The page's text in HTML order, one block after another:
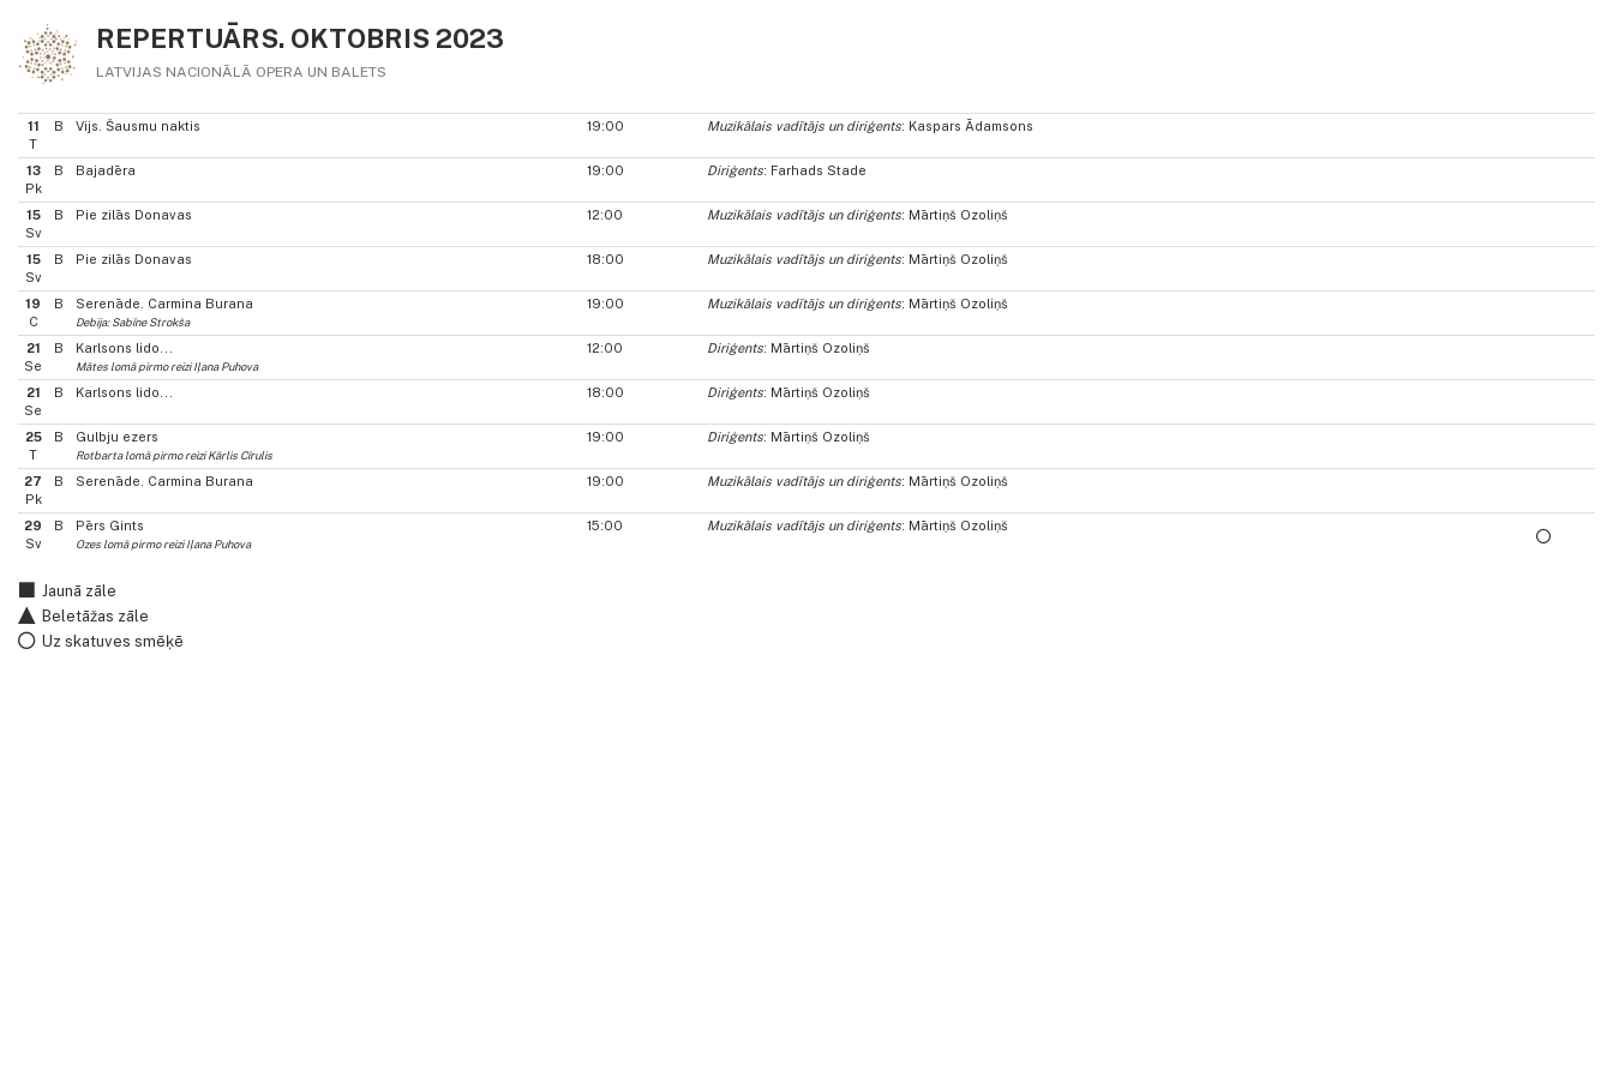
REPERTUĀRS. OKTOBRIS 2023
LATVIJAS NACIONĀLĀ OPERA UN BALETS
11
T
B Vijs. Šausmu naktis 19:00 Muzikālais vadītājs un diriģents: Kaspars Ādamsons
13
Pk
B Bajadēra 19:00 Diriģents: Farhads Stade
15
Sv
B Pie zilās Donavas 12:00 Muzikālais vadītājs un diriģents: Mārtiņš Ozoliņš
15
Sv
B Pie zilās Donavas 18:00 Muzikālais vadītājs un diriģents: Mārtiņš Ozoliņš
19
C
B Serenāde. Carmina Burana
Debija: Sabīne Strokša
19:00 Muzikālais vadītājs un diriģents: Mārtiņš Ozoliņš
21
Se
B Karlsons lido...
Mātes lomā pirmo reizi Iļana Puhova
12:00 Diriģents: Mārtiņš Ozoliņš
21
Se
B Karlsons lido... 18:00 Diriģents: Mārtiņš Ozoliņš
25
T
B Gulbju ezers
Rotbarta lomā pirmo reizi Kārlis Cīrulis
19:00 Diriģents: Mārtiņš Ozoliņš
27
Pk
B Serenāde. Carmina Burana 19:00 Muzikālais vadītājs un diriģents: Mārtiņš Ozoliņš
29
Sv
B Pērs Gints
Ozes lomā pirmo reizi Iļana Puhova
15:00 Muzikālais vadītājs un diriģents: Mārtiņš Ozoliņš
Jaunā zāle
Beletāžas zāle
Uz skatuves smēķē